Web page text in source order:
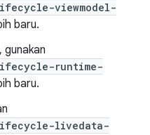
viewmodel-
baru.
, gunakan
runtime-
baru.
livedata-